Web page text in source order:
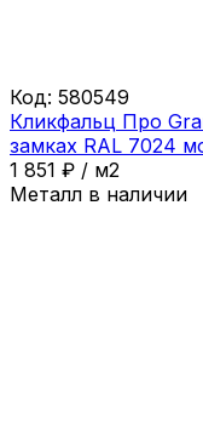
Код: 580549
Кликфальц Про
замках RAL 7024
1 851 ₽ / м2
Металл в наличии